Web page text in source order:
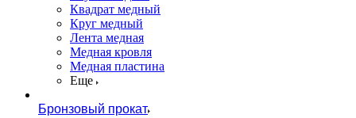
Квадрат медный
Круг медный
Лента медная
Медная кровля
Медная пластина
Еще
Бронзовый прокат